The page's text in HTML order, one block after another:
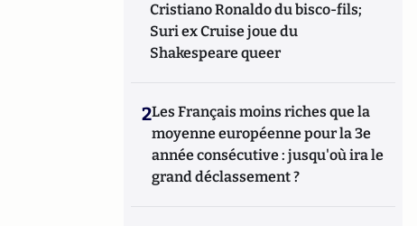
Cristiano Ronaldo du bisco-fils;
Suri ex Cruise joue du
Shakespeare queer
2Les Français moins riches que la
moyenne européenne pour la 3e
année consécutive : jusqu'où ira le
grand déclassement ?